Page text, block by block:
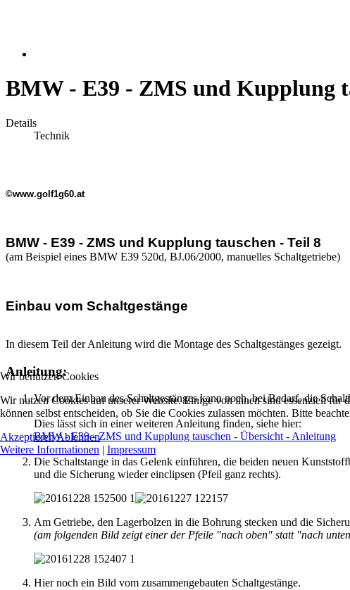
BMW - E39 - ZMS und Kupplung
Details
Technik
©www.golf1g60.at
BMW - E39 - ZMS und Kupplung tauschen - Teil 8
(am Beispiel eines BMW E39 520d, BJ.06/2000, manuelles Schaltgetriebe)
Einbau vom Schaltgestänge
In diesem Teil der Anleitung wird die Montage des Schaltgestänges gezeigt.
Anleitung:
Vor dem Einbau des Schaltgestänges kann noch, bei Bedarf, die
Dies lässt sich in einer weiteren Anleitung finden, siehe hier:
BMW - E39 - ZMS und Kupplung tauschen - Übersicht - Anleitung
Die Schaltstange in das Gelenk einführen, die beiden neuen
und die Sicherung wieder einclipsen (Pfeil ganz rechts).
Am Getriebe, den Lagerbolzen in die Bohrung stecken und die
(am folgenden Bild zeigt einer der Pfeile "nach oben" statt "nach
Hier noch ein Bild vom zusammengebauten Schaltgestänge.
Wir benutzen Cookies
Wir nutzen Cookies auf unserer Website. Einige von ihnen sind essenziell für
können selbst entscheiden, ob Sie die Cookies zulassen möchten. Bitte
AkzeptierenAblehnen
Weitere Informationen | Impressum